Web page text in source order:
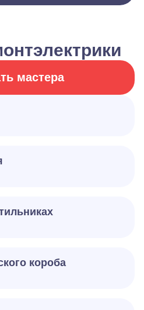
мастера
короба